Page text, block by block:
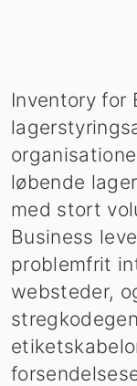
Inventory for
løbende
med stort
Business
problemfrit
websteder,